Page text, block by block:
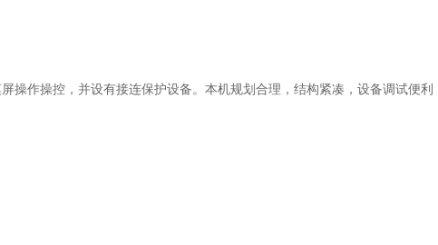
作操控，并设有接连保护设备。本机规划合理，结构紧凑，设备调试便